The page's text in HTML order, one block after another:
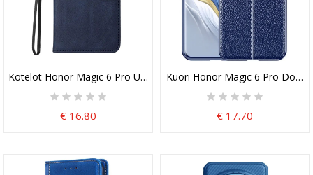
Kotelot Honor Magic 6 Pro Unni Leather Style Hihnalla
€ 16.80
Kuori Honor Magic 6 Pro
€ 17.70